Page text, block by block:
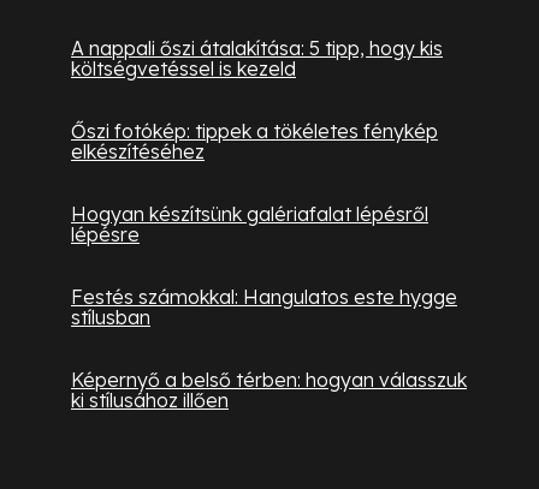
A nappali őszi átalakítása: 5 tipp, hogy kis
költségvetéssel is kezeld
Őszi fotókép: tippek a tökéletes fénykép
elkészítéséhez
Hogyan készítsünk galériafalat lépésről
lépésre
Festés számokkal: Hangulatos este hygge
stílusban
Képernyő a belső térben: hogyan válasszuk
ki stílusához illően